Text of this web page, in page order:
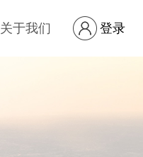
关于我们 登录